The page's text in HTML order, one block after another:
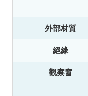
外部材質
絕緣
觀察窗